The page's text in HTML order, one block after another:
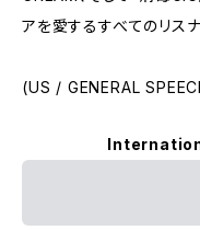
アを愛するすべてのリス
(US / GENERAL